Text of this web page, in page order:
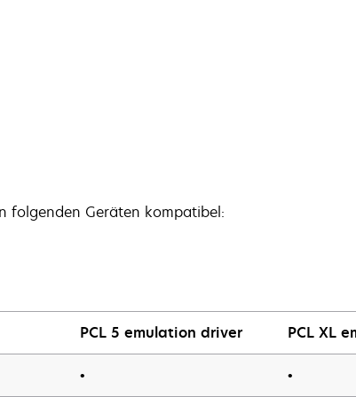
folgenden Geräten kompatibel:
PCL 5 emulation driver PCL XL
• •